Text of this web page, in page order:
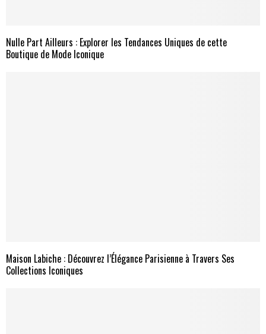
Nulle Part Ailleurs : Explorer les Tendances Uniques de cette
Boutique de Mode Iconique
Maison Labiche : Découvrez l’Élégance Parisienne à Travers Ses
Collections Iconiques